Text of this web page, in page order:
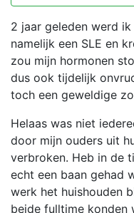
2 jaar geleden werd
namelijk een SLE en
zou mijn hormonen
dus ook tijdelijk
toch een geweldige
Helaas was niet
door mijn ouders uit
verbroken. Heb in de
echt een baan gehad
werk het huishouden
beide fulltime konden